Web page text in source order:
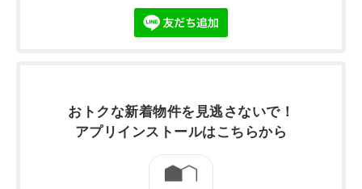
おトクな新着物件を 見逃さないで！
アプリインストールはこちらから